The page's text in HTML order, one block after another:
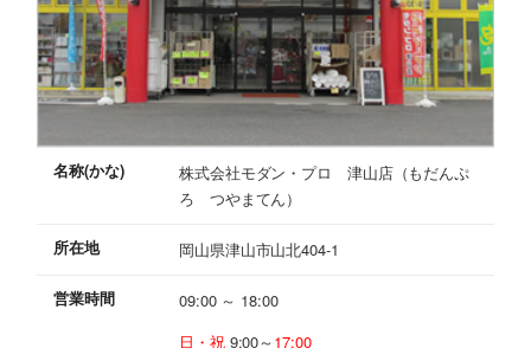
名称(かな)
株式会社モダン・プロ 津山店（もだんぷ
ろ つやまてん）
所在地 岡山県津山市山北404-1
営業時間
09:00 ～ 18:00
日・祝9:00～ 17:00